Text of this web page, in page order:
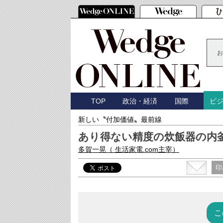
TOP 政治・経済 国際 ビ
新しい〝付加価値〟最前線
あり得ない精度の炊飯器の内
多賀一晃 （ 生活家電.com主宰）